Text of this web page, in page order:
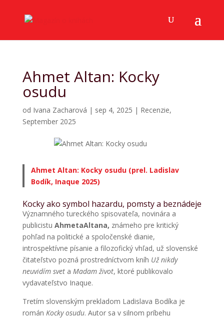
Ahmet Altan: Kocky
osudu
od Ivana Zacharová | sep 4, 2025 | Recenzie,
September 2025
Ahmet Altan: Kocky osudu (prel. Ladislav
Bodík, Inaque 2025)
Kocky ako symbol hazardu, pomsty a beznádeje
Významného tureckého spisovateľa, novinára a
publicistu AhmetaAltana, známeho pre kritický
pohľad na politické a spoločenské dianie,
introspektívne písanie a filozofický vhľad, už slovenské
čitateľstvo pozná prostredníctvom kníh Už nikdy
neuvidím sveta Madam život, ktoré publikovalo
vydavateľstvo Inaque.
Tretím slovenským prekladom Ladislava Bodíka je
román Kocky osudu. Autor sa v silnom príbehu